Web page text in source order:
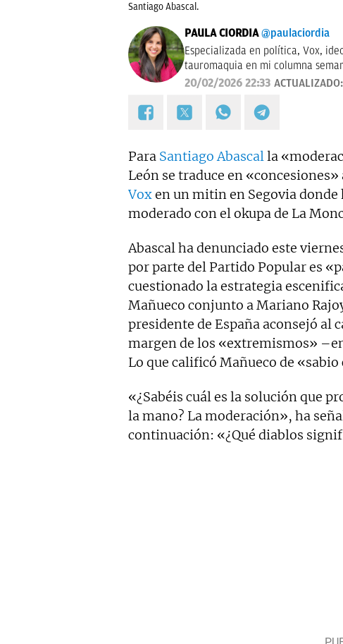
Santiago Abascal.
PAULA CIORDIA @paulaciordia
Especializada en política, Vox,
tauromaquia en mi columna semanal 'Entre Pitones'.
Ciudad del Vaticano durante el
(Universidad de Zaragoza) y
Sevilla) |
20/02/2026 22:33 ACTUALIZADO:
Para Santiago Abascal la
León se traduce en
Voxen un mitin en Segovia donde
moderado con el okupa de La
Abascal ha denunciado este
por parte del Partido Popular es
cuestionado la estrategia
Mañueco conjunto a Mariano
presidente de España aconsejó al
margen de los «extremismos»
Lo que calificó Mañueco de «sabio
«¿Sabéis cuál es la solución que
la mano? La moderación», ha
continuación: «¿Qué diablos